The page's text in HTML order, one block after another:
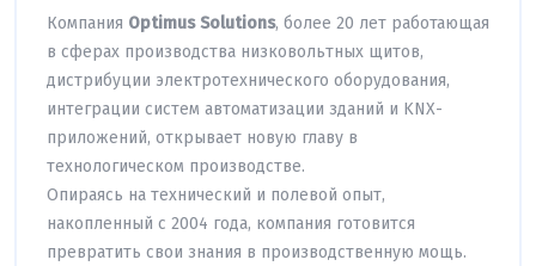
Компания Optimus Solutions, более 20 лет работающая
в сферах производства низковольтных щитов,
дистрибуции электротехнического оборудования,
интеграции систем автоматизации зданий и KNX-
приложений, открывает новую главу в
технологическом производстве.
Опираясь на технический и полевой опыт,
накопленный с 2004 года, компания готовится
превратить свои знания в производственную мощь.